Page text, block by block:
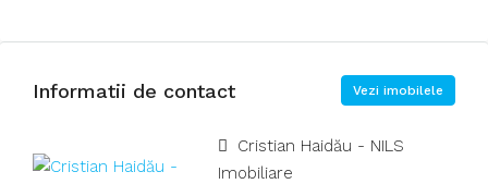
Informatii de contact Vezi imobilele
Cristian Haidău - NILS
Imobiliare